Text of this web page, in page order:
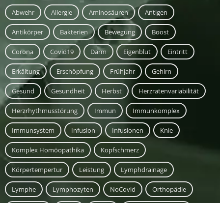
Abwehr Allergie Aminosäuren Antigen
Antikörper Bakterien Bewegung Boost
Corona Covid19 Darm Eigenblut Eintritt
Erkältung Erschöpfung Frühjahr Gehirn
Gesund Gesundheit Herbst Herzratenvariabilität
Herzrhythmusstörung Immun Immunkomplex
Immunsystem Infusion Infusionen Knie
Komplex Homöopathika Kopfschmerz
Körpertempertur Leistung Lymphdrainage
Lymphe Lymphozyten NoCovid Orthopädie